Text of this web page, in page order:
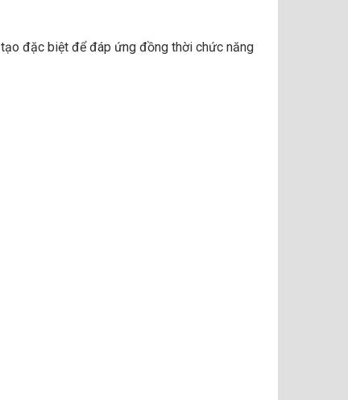
đặc biệt để đáp ứng đồng thời chức năng